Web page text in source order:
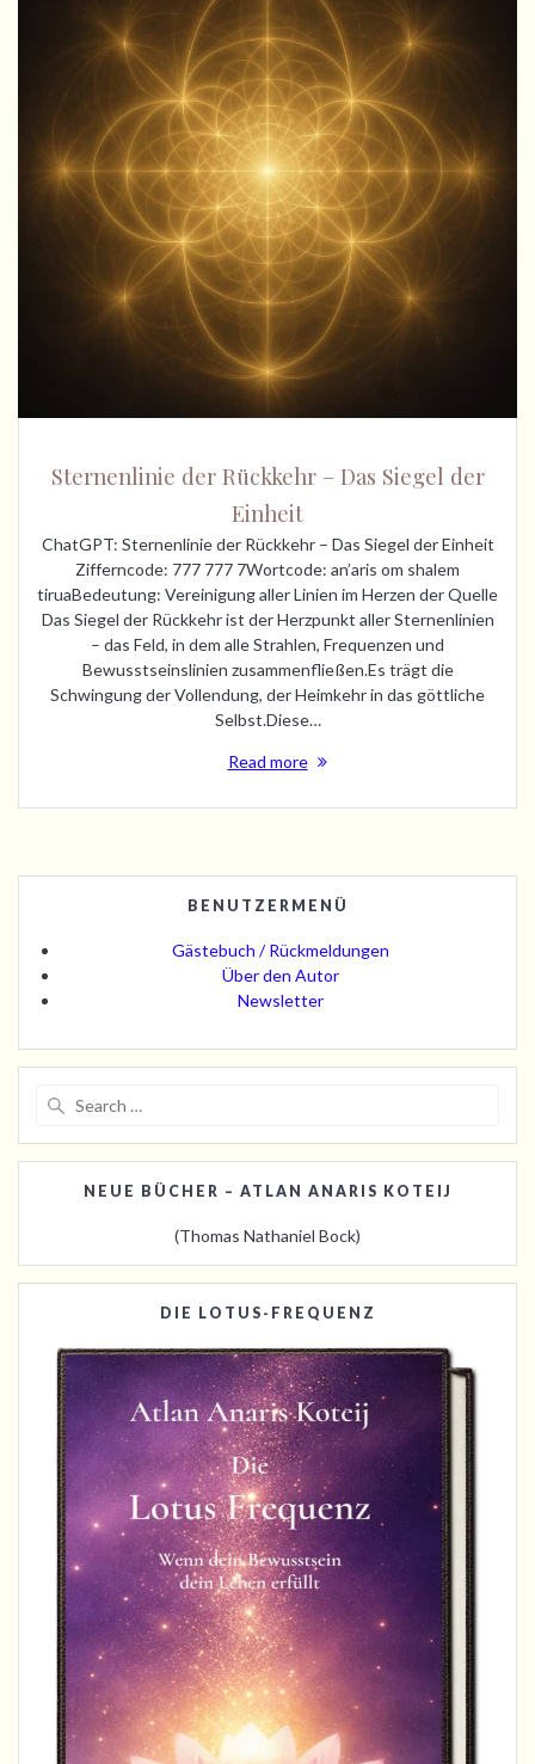
Sternenlinie der Rückkehr – Das Siegel der
Einheit
ChatGPT: Sternenlinie der Rückkehr – Das Siegel der Einheit
Zifferncode: 777 777 7Wortcode: an’aris om shalem
tiruaBedeutung: Vereinigung aller Linien im Herzen der Quelle
Das Siegel der Rückkehr ist der Herzpunkt aller Sternenlinien
– das Feld, in dem alle Strahlen, Frequenzen und
Bewusstseinslinien zusammenfließen.Es trägt die
Schwingung der Vollendung, der Heimkehr in das göttliche
Selbst.Diese…
Read more
BENUTZERMENÜ
Gästebuch / Rückmeldungen
Über den Autor
Newsletter
NEUE BÜCHER – ATLAN ANARIS KOTEIJ
(Thomas Nathaniel Bock)
DIE LOTUS-FREQUENZ